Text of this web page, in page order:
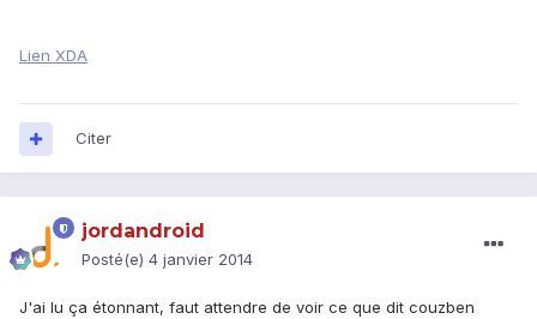
Lien XDA
Citer
jordandroid
Posté(e) 4 janvier 2014
J'ai lu ça étonnant, faut attendre de voir ce que dit couzben